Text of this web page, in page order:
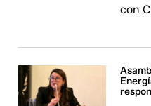
con